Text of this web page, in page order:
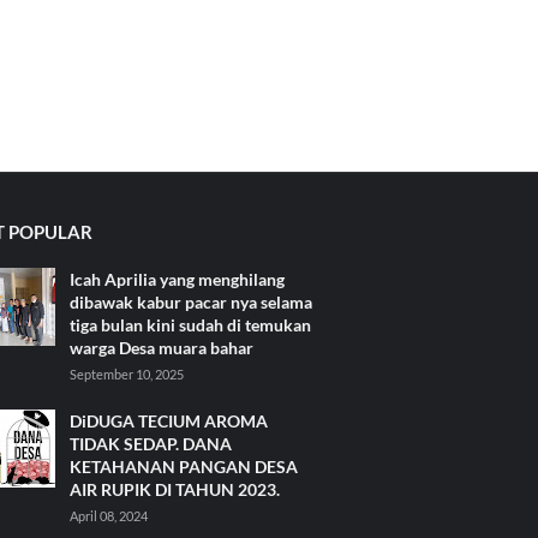
POPULAR
Icah Aprilia yang menghilang
dibawak kabur pacar nya selama
tiga bulan kini sudah di temukan
warga Desa muara bahar
September 10, 2025
DiDUGA TECIUM AROMA
TIDAK SEDAP. DANA
KETAHANAN PANGAN DESA
AIR RUPIK DI TAHUN 2023.
April 08, 2024